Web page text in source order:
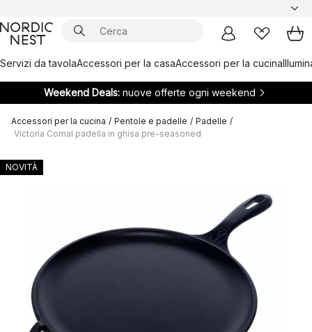
Servizi da tavolaAccessori per la casaAccessori per la cucina
Weekend Deals: nuove offerte ogni weekend
Accessori per la cucina / Pentole e padelle / Padelle /
Victoria Comal padella in ghisa pre-seasoned
NOVITÀ